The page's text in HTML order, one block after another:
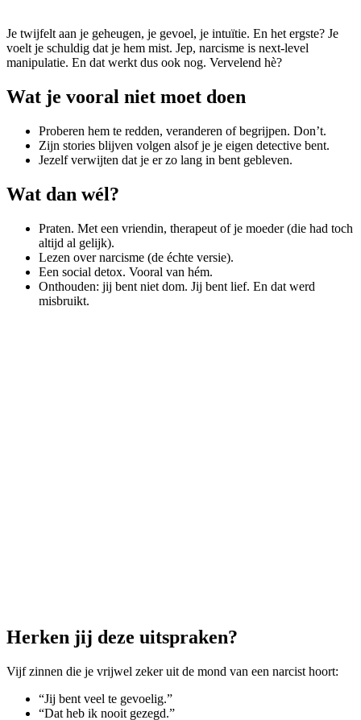
Je twijfelt aan je geheugen, je gevoel, je intuïtie. En het ergste? Je
voelt je schuldig dat je hem mist. Jep, narcisme is next-level
manipulatie. En dat werkt dus ook nog. Vervelend hè?
Wat je vooral niet moet doen
Proberen hem te redden, veranderen of begrijpen. Don’t.
Zijn stories blijven volgen alsof je je eigen detective bent.
Jezelf verwijten dat je er zo lang in bent gebleven.
Wat dan wél?
Praten. Met een vriendin, therapeut of je moeder (die had toch
altijd al gelijk).
Lezen over narcisme (de échte versie).
Een social detox. Vooral van hém.
Onthouden: jij bent niet dom. Jij bent lief. En dat werd
misbruikt.
Herken jij deze uitspraken?
Vijf zinnen die je vrijwel zeker uit de mond van een narcist hoort:
“Jij bent veel te gevoelig.”
“Dat heb ik nooit gezegd.”